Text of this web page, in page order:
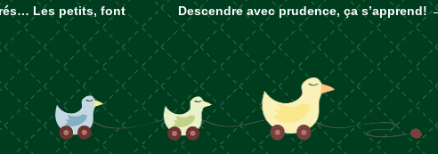
articles
Les petits, font
Descendre avec prudence, ça s’apprend!